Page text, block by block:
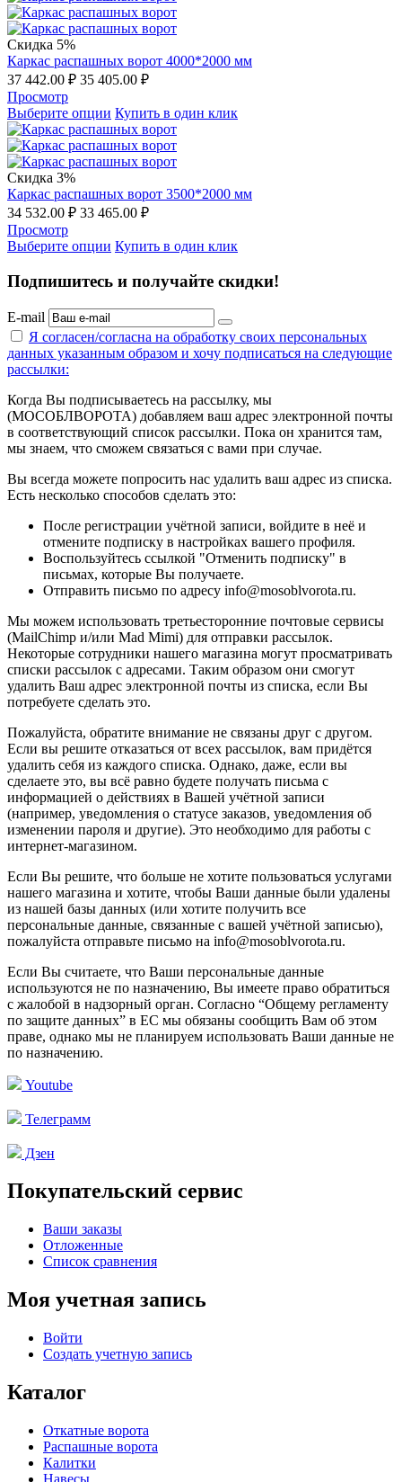
Скидка 5%
Каркас распашных ворот 4000*2000 мм
37 442.00 ₽ 35 405.00 ₽
Просмотр
Выберите опции Купить в один клик
Скидка 3%
Каркас распашных ворот 3500*2000 мм
34 532.00 ₽ 33 465.00 ₽
Просмотр
Выберите опции Купить в один клик
Подпишитесь и получайте скидки!
E-mail
Я согласен/согласна на обработку своих персональных
данных указанным образом и хочу подписаться на следующие
рассылки:
Когда Вы подписываетесь на рассылку, мы
(МОСОБЛВОРОТА) добавляем ваш адрес электронной почты
в соответствующий список рассылки. Пока он хранится там,
мы знаем, что сможем связаться с вами при случае.
Вы всегда можете попросить нас удалить ваш адрес из списка.
Есть несколько способов сделать это:
После регистрации учётной записи, войдите в неё и
отмените подписку в настройках вашего профиля.
Воспользуйтесь ссылкой "Отменить подписку" в
письмах, которые Вы получаете.
Отправить письмо по адресу info@mosoblvorota.ru.
Мы можем использовать третьесторонние почтовые сервисы
(MailChimp и/или Mad Mimi) для отправки рассылок.
Некоторые сотрудники нашего магазина могут просматривать
списки рассылок с адресами. Таким образом они смогут
удалить Ваш адрес электронной почты из списка, если Вы
потребуете сделать это.
Пожалуйста, обратите внимание не связаны друг с другом.
Если вы решите отказаться от всех рассылок, вам придётся
удалить себя из каждого списка. Однако, даже, если вы
сделаете это, вы всё равно будете получать письма с
информацией о действиях в Вашей учётной записи
(например, уведомления о статусе заказов, уведомления об
изменении пароля и другие). Это необходимо для работы с
интернет-магазином.
Если Вы решите, что больше не хотите пользоваться услугами
нашего магазина и хотите, чтобы Ваши данные были удалены
из нашей базы данных (или хотите получить все
персональные данные, связанные с вашей учётной записью),
пожалуйста отправьте письмо на info@mosoblvorota.ru.
Если Вы считаете, что Ваши персональные данные
используются не по назначению, Вы имеете право обратиться
с жалобой в надзорный орган. Согласно “Общему регламенту
по защите данных” в ЕС мы обязаны сообщить Вам об этом
праве, однако мы не планируем использовать Ваши данные не
по назначению.
Youtube
Телеграмм
Дзен
Покупательский сервис
Ваши заказы
Отложенные
Список сравнения
Моя учетная запись
Войти
Создать учетную запись
Каталог
Откатные ворота
Распашные ворота
Калитки
Навесы